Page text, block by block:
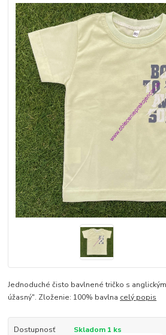
Jednoduché čisto bavlnené tričko s
úžasný". Zloženie: 100% bavlna celý popis
Dostupnosť
Skladom 1 ks